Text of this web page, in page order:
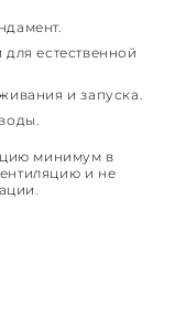
естественной
и запуска.
минимум в
и не